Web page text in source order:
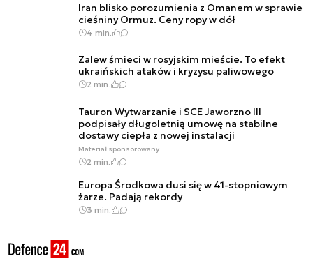
Iran blisko porozumienia z Omanem w sprawie
cieśniny Ormuz. Ceny ropy w dół
4 min.
Zalew śmieci w rosyjskim mieście. To efekt
ukraińskich ataków i kryzysu paliwowego
2 min.
Tauron Wytwarzanie i SCE Jaworzno III
podpisały długoletnią umowę na stabilne
dostawy ciepła z nowej instalacji
Materiał sponsorowany
2 min.
Europa Środkowa dusi się w 41-stopniowym
żarze. Padają rekordy
3 min.